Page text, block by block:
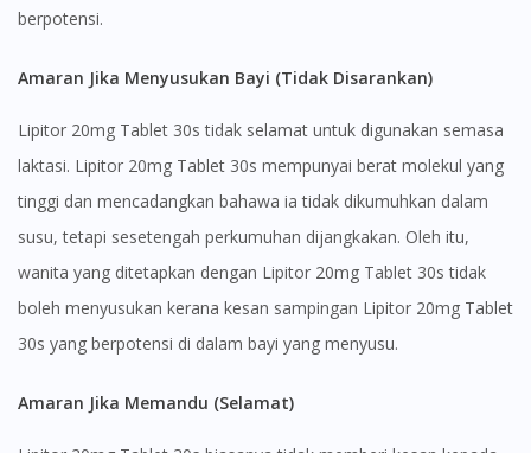
berpotensi.
Amaran Jika Menyusukan Bayi (Tidak Disarankan)
Lipitor 20mg Tablet 30s tidak selamat untuk digunakan semasa
laktasi. Lipitor 20mg Tablet 30s mempunyai berat molekul yang
tinggi dan mencadangkan bahawa ia tidak dikumuhkan dalam
susu, tetapi sesetengah perkumuhan dijangkakan. Oleh itu,
wanita yang ditetapkan dengan Lipitor 20mg Tablet 30s tidak
boleh menyusukan kerana kesan sampingan Lipitor 20mg Tablet
30s yang berpotensi di dalam bayi yang menyusu.
Amaran Jika Memandu (Selamat)